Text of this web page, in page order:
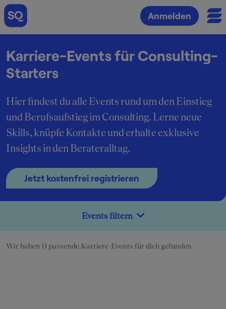
Anmelden
Karriere-Events für Consulting-
Starters
Hier findest du alle Events rund um den Einstieg
und Berufsaufstieg im Consulting. Lerne neue
Skills, knüpfe Kontakte und erhalte exklusive
Insights in den Berateralltag.
Jetzt kostenfrei registrieren
Events filtern
Wir haben 0 passende Karriere-Events für dich gefunden